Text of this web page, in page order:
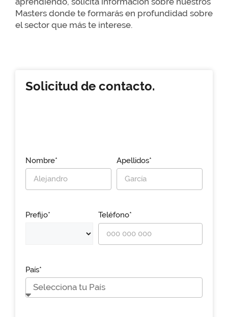
Masters donde te formarás en profundidad sobre
el sector que más te interese.
Solicitud de contacto.
Nombre* Apellidos*
Prefijo* Teléfono*
País*